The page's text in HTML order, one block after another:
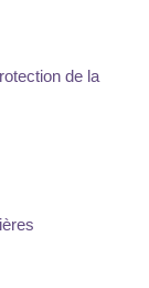
de la